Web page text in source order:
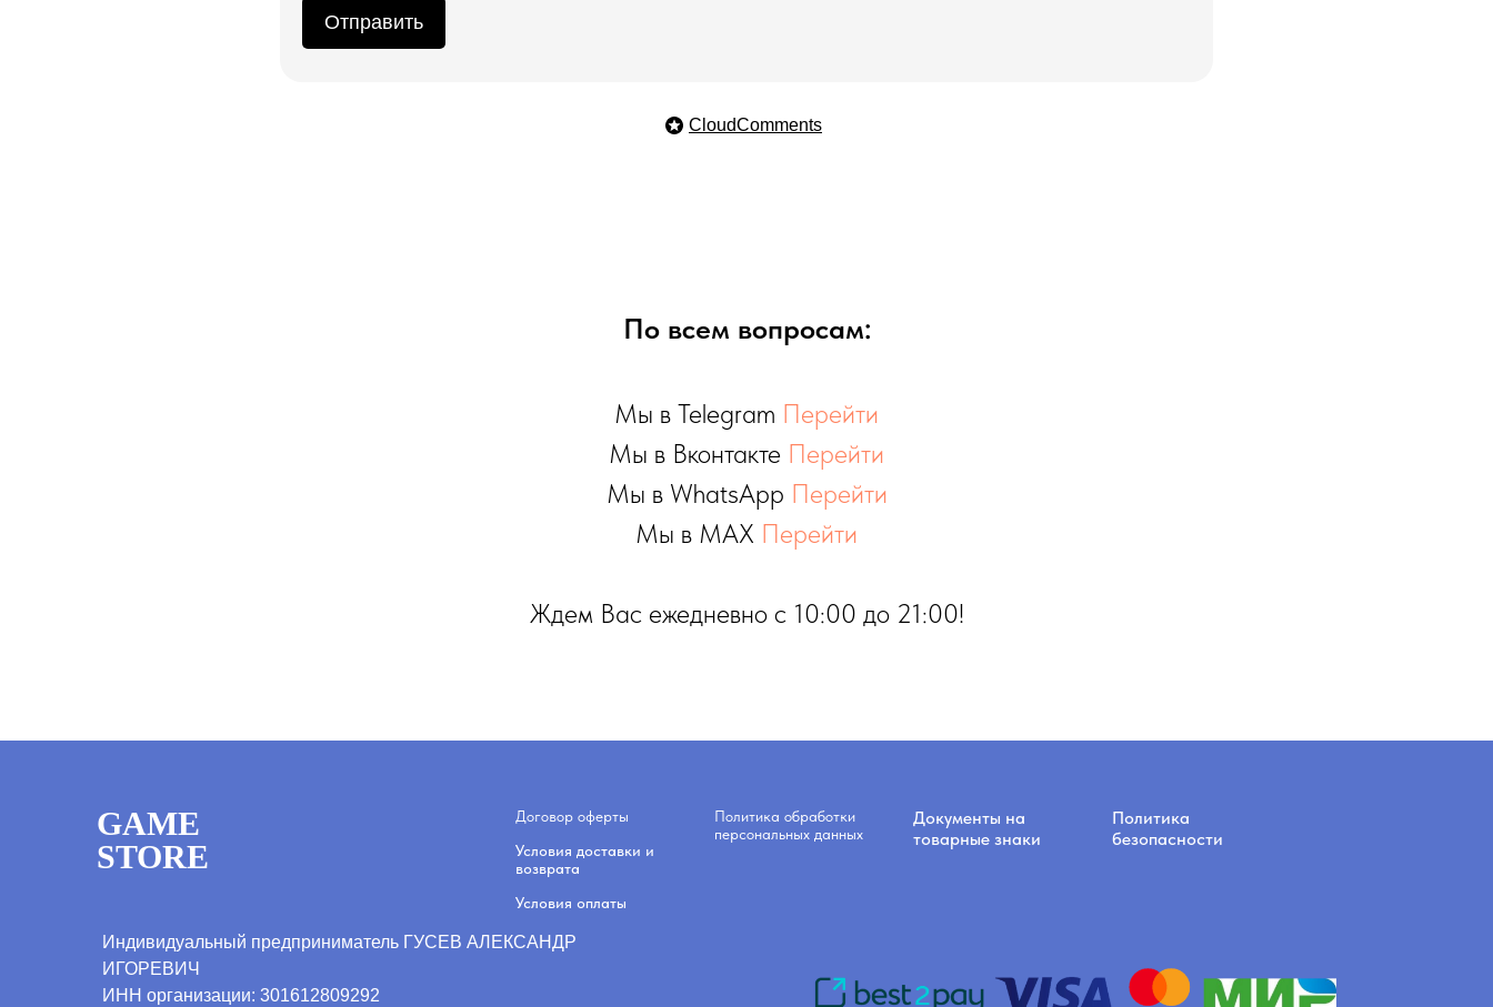
Отправить
CloudComments
По всем вопросам:
Мы в Telegram Перейти
Мы в Вконтакте Перейти
Мы в WhatsApp Перейти
Мы в MAX Перейти
Ждем Вас ежедневно с 10:00 до 21:00!
GAME
STORE
Договор оферты
Условия доставки и
возврата
Условия оплаты
Политика обработки
персональных данных
Документы на
товарные знаки
Политика
безопасности
Индивидуальный предприниматель ГУСЕВ АЛЕКСАНДР
ИГОРЕВИЧ
ИНН организации: 301612809292